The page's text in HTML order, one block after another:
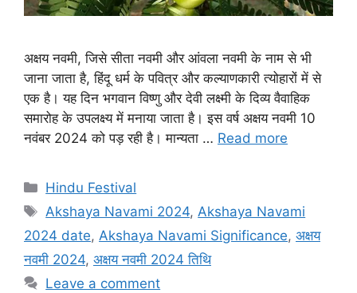
अक्षय नवमी, जिसे सीता नवमी और आंवला नवमी के नाम से भी
जाना जाता है, हिंदू धर्म के पवित्र और कल्याणकारी त्योहारों में से
एक है। यह दिन भगवान विष्णु और देवी लक्ष्मी के दिव्य वैवाहिक
समारोह के उपलक्ष्य में मनाया जाता है। इस वर्ष अक्षय नवमी 10
नवंबर 2024 को पड़ रही है। मान्यता … Read more
C
a
e
g
o
Hindu Festival
T
a
s
Akshaya Navami 2024, Akshaya Navami
2024 date, Akshaya Navami Significance, अक्षय
नवमी 2024, अक्षय नवमी 2024 तिथि
Leave a comment